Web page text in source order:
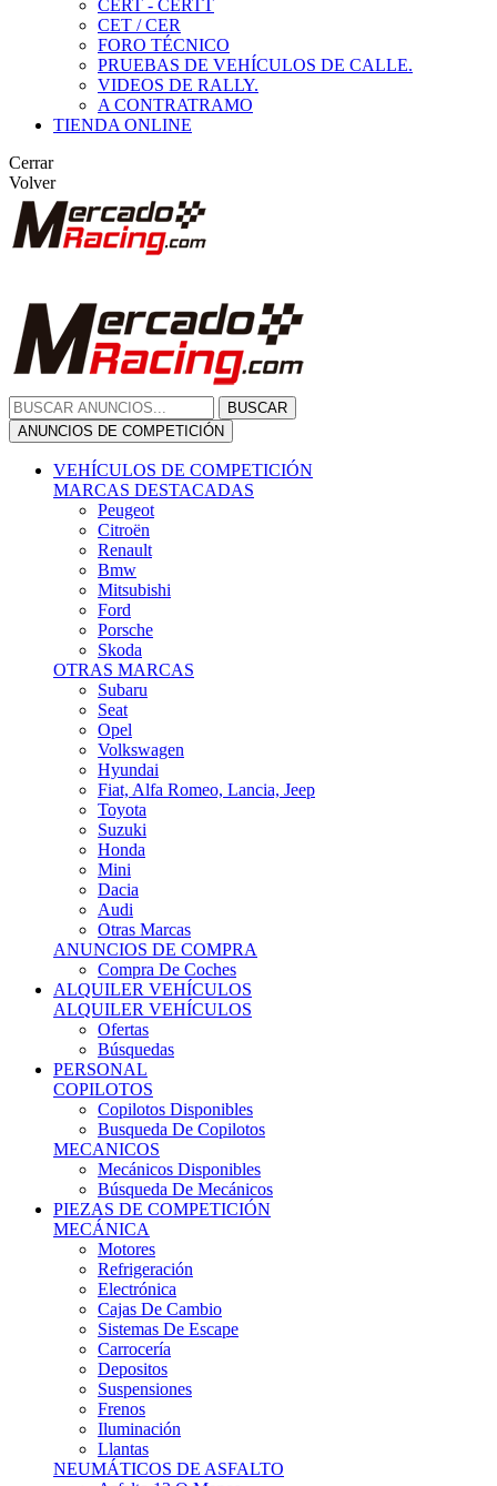
CERT - CERTT
CET / CER
FORO TÉCNICO
PRUEBAS DE VEHÍCULOS DE CALLE.
VIDEOS DE RALLY.
A CONTRATRAMO
TIENDA ONLINE
Cerrar
Volver
BUSCAR
ANUNCIOS DE COMPETICIÓN
VEHÍCULOS DE COMPETICIÓN
MARCAS DESTACADAS
Peugeot
Citroën
Renault
Bmw
Mitsubishi
Ford
Porsche
Skoda
OTRAS MARCAS
Subaru
Seat
Opel
Volkswagen
Hyundai
Fiat, Alfa Romeo, Lancia, Jeep
Toyota
Suzuki
Honda
Mini
Dacia
Audi
Otras Marcas
ANUNCIOS DE COMPRA
Compra De Coches
ALQUILER VEHÍCULOS
ALQUILER VEHÍCULOS
Ofertas
Búsquedas
PERSONAL
COPILOTOS
Copilotos Disponibles
Busqueda De Copilotos
MECANICOS
Mecánicos Disponibles
Búsqueda De Mecánicos
PIEZAS DE COMPETICIÓN
MECÁNICA
Motores
Refrigeración
Electrónica
Cajas De Cambio
Sistemas De Escape
Carrocería
Depositos
Suspensiones
Frenos
Iluminación
Llantas
NEUMÁTICOS DE ASFALTO
Asfalto 13 O Menos
Asfalto 14p